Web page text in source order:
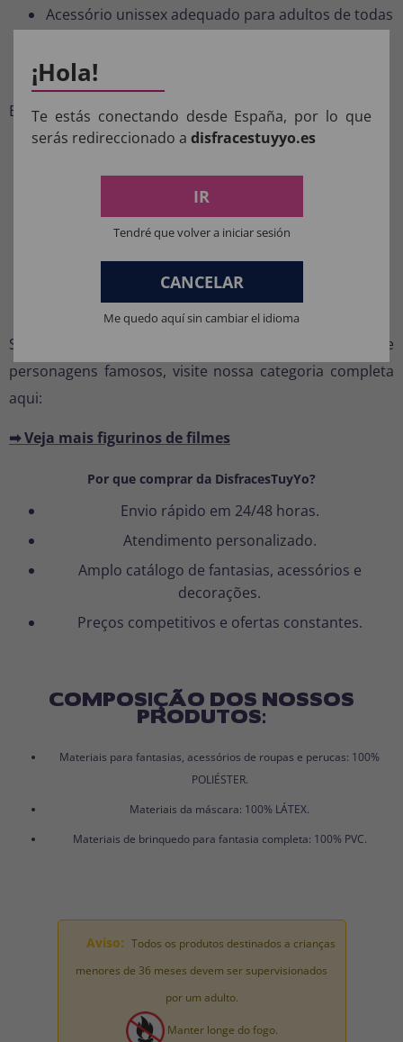
Acessório unissex adequado para adultos de todas
Este conjunto é perfeito para:
Celebrações de Carnaval.
Eventos de Halloween.
Programas e entretenimento infantil.
Mais fantasias relacionadas
Se você procura mais opções inspiradas em filmes e
personagens famosos, visite nossa categoria completa
aqui:
➡ Veja mais figurinos de filmes
Por que comprar da DisfracesTuyYo?
Envio rápido em 24/48 horas.
Atendimento personalizado.
Amplo catálogo de fantasias, acessórios e
decorações.
Preços competitivos e ofertas constantes.
COMPOSIÇÃO DOS NOSSOS
PRODUTOS:
Materiais para fantasias, acessórios de roupas e perucas: 100%
POLIÉSTER.
Materiais da máscara: 100% LÁTEX.
Materiais de brinquedo para fantasia completa: 100% PVC.
Aviso: Todos os produtos destinados a crianças
menores de 36 meses devem ser supervisionados
por um adulto.
Manter longe do fogo.
¡Hola!
Te estás conectando desde España, por lo que
serás redireccionado a disfracestuyyo.es
IR
Tendré que volver a iniciar sesión
CANCELAR
Me quedo aquí sin cambiar el idioma